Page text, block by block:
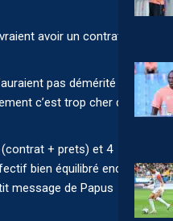
avoir un contrat pro
pas démérité
c’est trop cher déjà
+ prets) et 4
bien équilibré encore.
message de Papus